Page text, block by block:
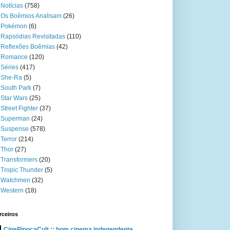
Notícias (758)
Os Boêmios Analisam (26)
Pokémon (6)
Rapsódias Revisitadas (110)
Reflexões Boêmias (42)
Romance (120)
Séries (417)
She-Ra (5)
South Park (7)
Star Wars (25)
Street Fighter (37)
Superman (24)
Suspense (578)
Terror (214)
Thor (27)
Transformers (20)
Tropic Thunder (5)
Watchmen (32)
Western (18)